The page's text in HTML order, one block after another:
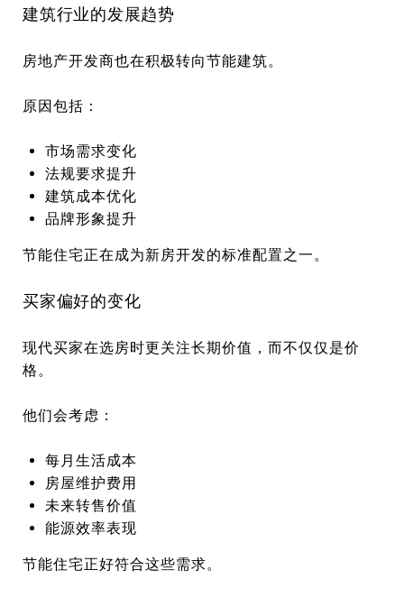
建筑行业的发展趋势
房地产开发商也在积极转向节能建筑。
原因包括：
市场需求变化
法规要求提升
建筑成本优化
品牌形象提升
节能住宅正在成为新房开发的标准配置之一。
买家偏好的变化
现代买家在选房时更关注长期价值，而不仅仅是价
格。
他们会考虑：
每月生活成本
房屋维护费用
未来转售价值
能源效率表现
节能住宅正好符合这些需求。